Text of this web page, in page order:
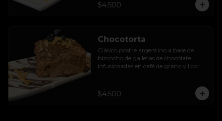
$4.500
Chocotorta
Clásico postre argentino a base de
bizcocho de galletas de chocolate
infusionadas en café de grano y licor de
$4.500